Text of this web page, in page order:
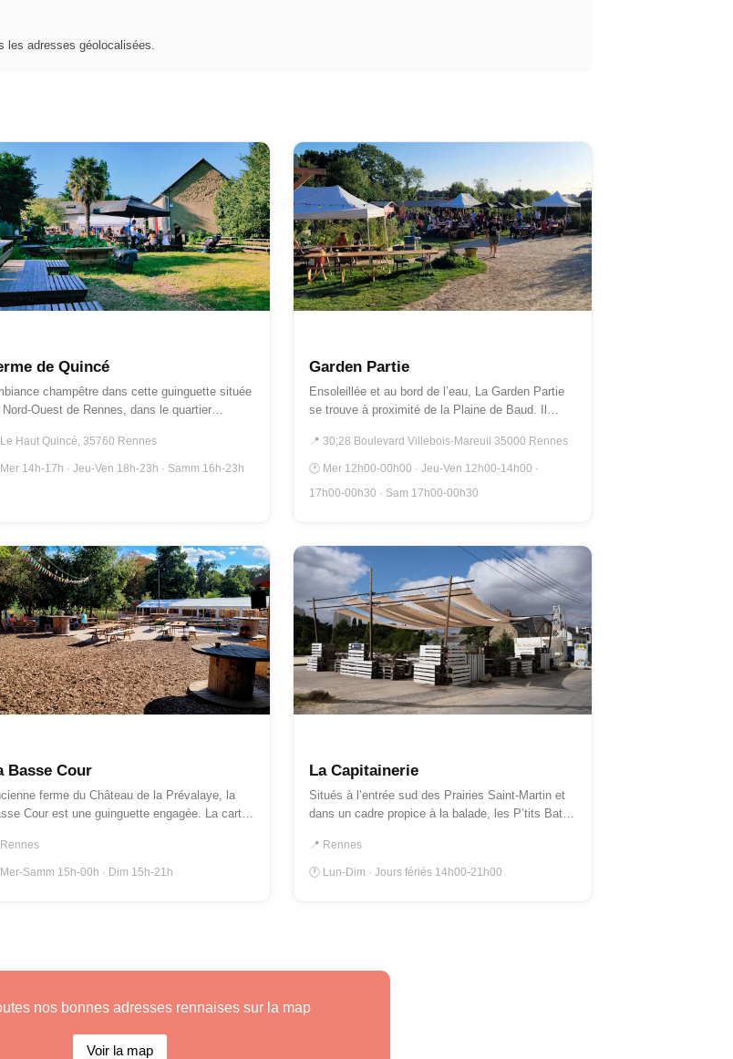
les adresses géolocalisées.
de Quincé
champêtre dans cette guinguette située
Nord-Ouest de Rennes, dans le quartier
Le Haut Quincé, 35760 Rennes
14h-17h · Jeu-Ven 18h-23h · Samm 16h-23h
Garden Partie
Ensoleillée et au bord de l’eau, La Garden Partie
se trouve à proximité de la Plaine de Baud. Il
📍 30;28 Boulevard Villebois-Mareuil 35000 Rennes
🕐 Mer 12h00-00h00 · Jeu-Ven 12h00-14h00 ·
17h00-00h30 · Sam 17h00-00h30
Basse Cour
ferme du Château de la Prévalaye, la
Cour est une guinguette engagée. La carte
Samm 15h-00h · Dim 15h-21h
La Capitainerie
Situés à l’entrée sud des Prairies Saint-Martin et
dans un cadre propice à la balade, les P’tits Bat…
📍 Rennes
🕐 Lun-Dim · Jours fériés 14h00-21h00
nos bonnes adresses rennaises sur la map
Voir la map